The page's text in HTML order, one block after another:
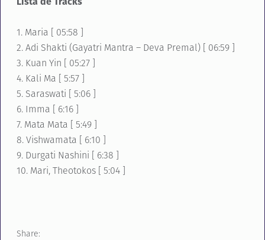
1. Maria [ 05:58 ]
2. Adi Shakti (Gayatri Mantra – Deva Premal) [ 06:59 ]
3. Kuan Yin [ 05:27 ]
4. Kali Ma [ 5:57 ]
5. Saraswati [ 5:06 ]
6. Imma [ 6:16 ]
7. Mata Mata [ 5:49 ]
8. Vishwamata [ 6:10 ]
9. Durgati Nashini [ 6:38 ]
10. Mari, Theotokos [ 5:04 ]
Share: